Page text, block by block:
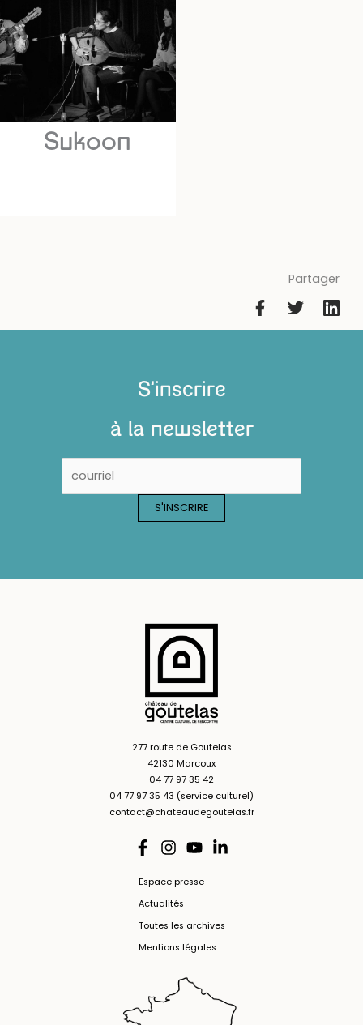
Sukoon
Partager
S'inscrire
à la newsletter
277 route de Goutelas
42130 Marcoux
04 77 97 35 42
04 77 97 35 43 (service culturel)
contact@chateaudegoutelas.fr
Espace presse
Actualités
Toutes les archives
Mentions légales